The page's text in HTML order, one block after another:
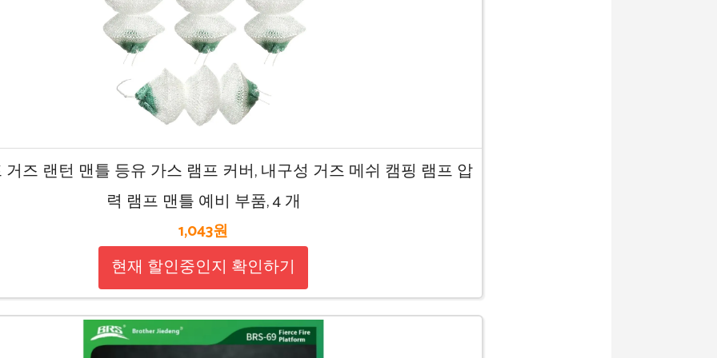
거즈 랜턴 맨틀 등유 가스 램프 커버, 내구성 거즈 메쉬 캠핑 램프 압
력 램프 맨틀 예비 부품, 4 개
1,043원
현재 할인중인지 확인하기